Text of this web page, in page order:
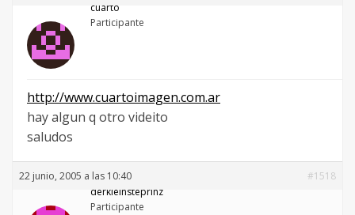
cuarto
Participante
http://www.cuartoimagen.com.ar
hay algun q otro videito
saludos
22 junio, 2005 a las 10:40
#1518
derkleinsteprinz
Participante